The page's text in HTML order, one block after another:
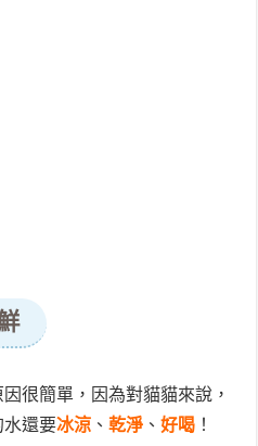
很簡單，因為對貓貓來說，
水還要冰涼 、乾淨 、好喝 ！